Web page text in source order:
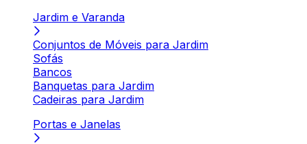
Jardim e Varanda
Conjuntos de Móveis para Jardim
Sofás
Bancos
Banquetas para Jardim
Cadeiras para Jardim
Portas e Janelas